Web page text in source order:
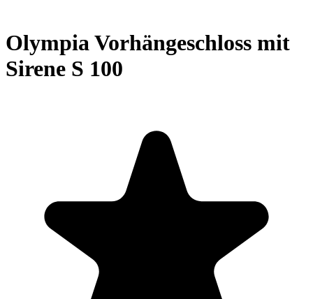
Olympia Vorhängeschloss mit
Sirene S 100